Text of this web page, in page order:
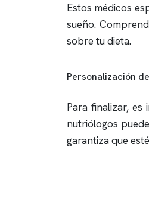
Estos médicos
sueño.
sobre tu dieta.
Personalización
Para finalizar,
nutriólogos
garantiza que